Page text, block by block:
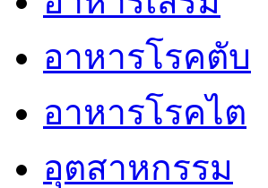
อาหารโรคตับ
อาหารโรคไต
อุตสาหกรรม